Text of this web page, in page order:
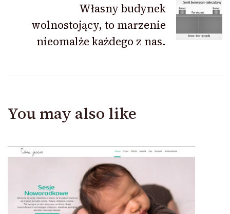
Własny budynek
wolnostojący, to marzenie
nieomalże każdego z nas.
You may also like